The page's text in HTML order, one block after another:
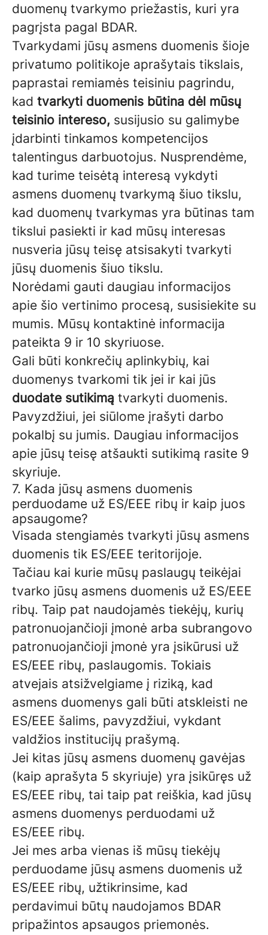
duomenų tvarkymo priežastis, kuri yra
pagrįsta pagal BDAR.
Tvarkydami jūsų asmens duomenis šioje
privatumo politikoje aprašytais tikslais,
paprastai remiamės teisiniu pagrindu,
kad tvarkyti duomenis būtina dėl mūsų
teisinio intereso, susijusio su galimybe
įdarbinti tinkamos kompetencijos
talentingus darbuotojus. Nusprendėme,
kad turime teisėtą interesą vykdyti
asmens duomenų tvarkymą šiuo tikslu,
kad duomenų tvarkymas yra būtinas tam
tikslui pasiekti ir kad mūsų interesas
nusveria jūsų teisę atsisakyti tvarkyti
jūsų duomenis šiuo tikslu.
Norėdami gauti daugiau informacijos
apie šio vertinimo procesą, susisiekite su
mumis. Mūsų kontaktinė informacija
pateikta 9 ir 10 skyriuose.
Gali būti konkrečių aplinkybių, kai
duomenys tvarkomi tik jei ir kai jūs
duodate sutikimą tvarkyti duomenis.
Pavyzdžiui, jei siūlome įrašyti darbo
pokalbį su jumis. Daugiau informacijos
apie jūsų teisę atšaukti sutikimą rasite 9
skyriuje.
7. Kada jūsų asmens duomenis
perduodame už ES/EEE ribų ir kaip juos
apsaugome?
Visada stengiamės tvarkyti jūsų asmens
duomenis tik ES/EEE teritorijoje.
Tačiau kai kurie mūsų paslaugų teikėjai
tvarko jūsų asmens duomenis už ES/EEE
ribų. Taip pat naudojamės tiekėjų, kurių
patronuojančioji įmonė arba subrangovo
patronuojančioji įmonė yra įsikūrusi už
ES/EEE ribų, paslaugomis. Tokiais
atvejais atsižvelgiame į riziką, kad
asmens duomenys gali būti atskleisti ne
ES/EEE šalims, pavyzdžiui, vykdant
valdžios institucijų prašymą.
Jei kitas jūsų asmens duomenų gavėjas
(kaip aprašyta 5 skyriuje) yra įsikūręs už
ES/EEE ribų, tai taip pat reiškia, kad jūsų
asmens duomenys perduodami už
ES/EEE ribų.
Jei mes arba vienas iš mūsų tiekėjų
perduodame jūsų asmens duomenis už
ES/EEE ribų, užtikrinsime, kad
perdavimui būtų naudojamos BDAR
pripažintos apsaugos priemonės.